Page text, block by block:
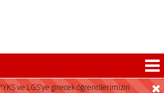
ve LGS’ye girecek öğrencilerimizin